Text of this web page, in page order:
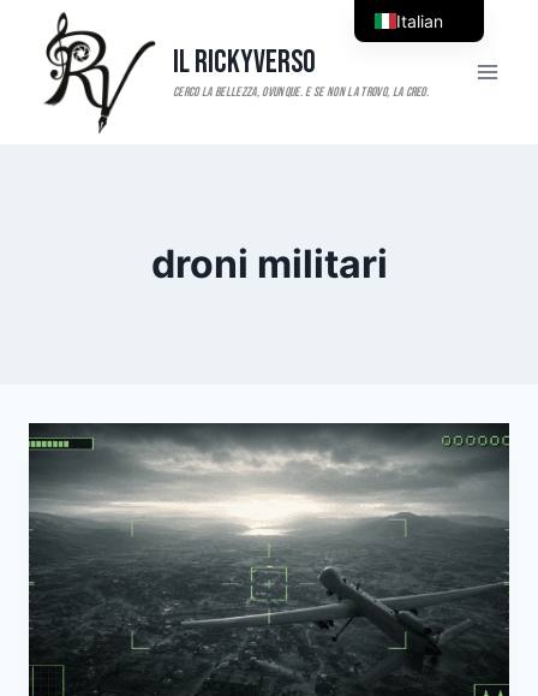
contenuto
Il RickyVerso
droni militari
Italian